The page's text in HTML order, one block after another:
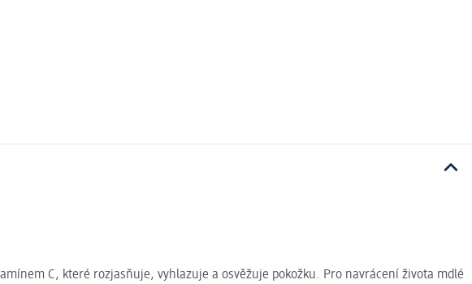
C, které rozjasňuje, vyhlazuje a osvěžuje pokožku. Pro navrácení života mdlé